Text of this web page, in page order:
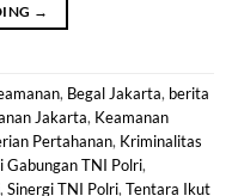
→
, Begal Jakarta, berita
Jakarta, Keamanan
Pertahanan, Kriminalitas
Gabungan TNI Polri,
,Sinergi TNI Polri,Tentara Ikut